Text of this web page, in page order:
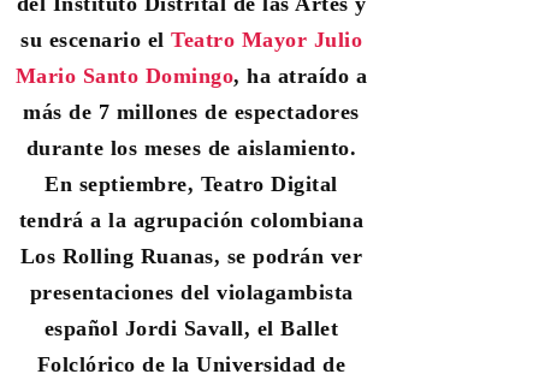
su escenario elTeatro Mayor Julio
Mario Santo Domingo, ha atraído a
más de 7 millones de espectadores
durante los meses de aislamiento.
En septiembre, Teatro Digital
tendrá a la agrupación colombiana
Los Rolling Ruanas, se podrán ver
presentaciones del violagambista
español Jordi Savall, el Ballet
Folclórico de la Universidad de